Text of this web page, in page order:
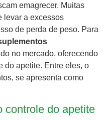
emagrecer. Muitas
levar a excessos
de perda de peso. Para
no mercado, oferecendo
do apetite. Entre eles, o
se apresenta como
controle do apetite